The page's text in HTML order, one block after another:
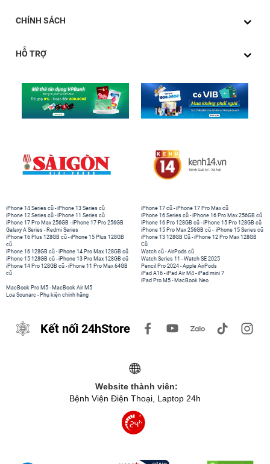
CHÍNH SÁCH
HỖ TRỢ
iPhone 14 Series cũ -iPhone 13 Series cũ
iPhone 12 Series cũ -iPhone 11 Series cũ
iPhone 17 Pro Max 256GB -iPhone 17 Pro 256GB
Galaxy A Series - Redmi Series
iPhone 17 cũ -iPhone 17 Pro Max cũ
iPhone 16 Series cũ - iPhone 16 Pro Max 256GB cũ
iPhone 16 Pro 128GB cũ -iPhone 15 Pro 128GB cũ
iPhone 15 Pro Max 256GB cũ - iPhone 15 Series cũ
iPhone 16 Plus 128GB cũ -iPhone 15 Plus 128GB
cũ
iPhone 16 128GB cũ -iPhone 14 Pro Max 128GB cũ
iPhone 15 128GB cũ -iPhone 13 Pro Max 128GB cũ
iPhone 14 Pro 128GB cũ -iPhone 11 Pro Max 64GB
cũ
iPhone 13 128GB Cũ -iPhone 12 Pro Max 128GB
Cũ
Watch cũ -AirPods cũ
Watch Series 11 -Watch SE 2025
Pencil Pro 2024 -Apple AirPods
iPad A16 -iPad Air M4 -iPad mini 7
iPad Pro M5 - MacBook Neo
MacBook Pro M5 - MacBook Air M5
Loa Sounarc - Phụ kiện chính hãng
Kết nối 24hStore
Website thành viên:
Bệnh Viện Điện Thoại, Laptop 24h